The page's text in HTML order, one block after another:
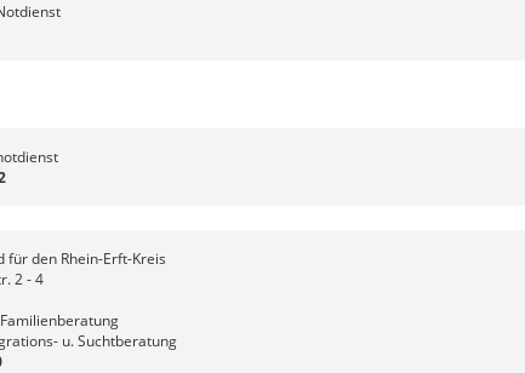
für den Rhein-Erft-Kreis
2 - 4
u. Suchtberatung